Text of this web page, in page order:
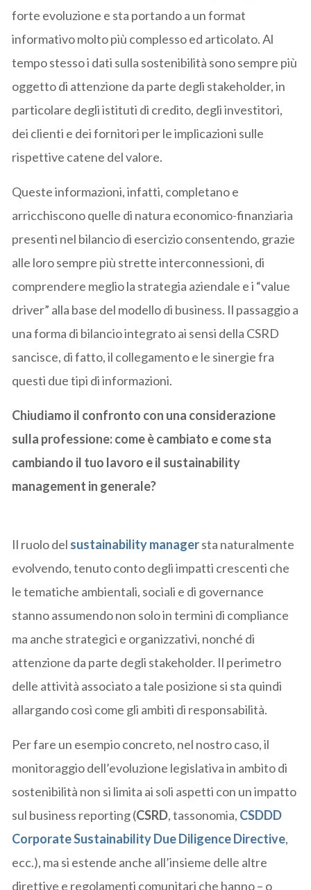
forte evoluzione e sta portando a un format
informativo molto più complesso ed articolato. Al
tempo stesso i dati sulla sostenibilità sono sempre più
oggetto di attenzione da parte degli stakeholder, in
particolare degli istituti di credito, degli investitori,
dei clienti e dei fornitori per le implicazioni sulle
rispettive catene del valore.
Queste informazioni, infatti, completano e
arricchiscono quelle di natura economico-finanziaria
presenti nel bilancio di esercizio consentendo, grazie
alle loro sempre più strette interconnessioni, di
comprendere meglio la strategia aziendale e i “value
driver” alla base del modello di business. Il passaggio a
una forma di bilancio integrato ai sensi della CSRD
sancisce, di fatto, il collegamento e le sinergie fra
questi due tipi di informazioni.
Chiudiamo il confronto con una considerazione
sulla professione: come è cambiato e come sta
cambiando il tuo lavoro e il sustainability
management in generale?
Il ruolo del sustainability managersta naturalmente
evolvendo, tenuto conto degli impatti crescenti che
le tematiche ambientali, sociali e di governance
stanno assumendo non solo in termini di compliance
ma anche strategici e organizzativi, nonché di
attenzione da parte degli stakeholder. Il perimetro
delle attività associato a tale posizione si sta quindi
allargando così come gli ambiti di responsabilità.
Per fare un esempio concreto, nel nostro caso, il
monitoraggio dell’evoluzione legislativa in ambito di
sostenibilità non si limita ai soli aspetti con un impatto
sul business reporting (CSRD, tassonomia, CSDDD
Corporate Sustainability Due Diligence Directive,
ecc.), ma si estende anche all’insieme delle altre
direttive e regolamenti comunitari che hanno – o